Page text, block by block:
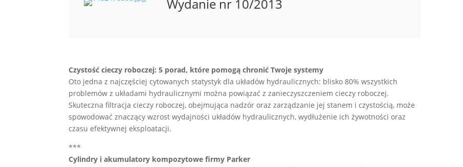
Wydanie nr 10/2013
Czystość cieczy roboczej: 5 porad, które pomogą chronić Twoje systemy
Oto jedna z najczęściej cytowanych statystyk dla układów hydraulicznych: blisko 80% wszystkich
problemów z układami hydraulicznymi można powiązać z zanieczyszczeniem cieczy roboczej.
Skuteczna filtracja cieczy roboczej, obejmująca nadzór oraz zarządzanie jej stanem i czystością, może
spowodować znaczący wzrost wydajności układów hydraulicznych, wydłużenie ich żywotności oraz
czasu efektywnej eksploatacji.
***
Cylindry i akumulatory kompozytowe firmy Parker